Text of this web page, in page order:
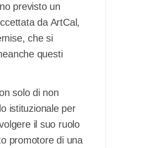
previsto un
da ArtCal,
che si
questi
solo di non
istituzionale per
il suo ruolo
promotore di una